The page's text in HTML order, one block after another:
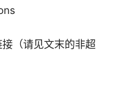
（请见文末的非超